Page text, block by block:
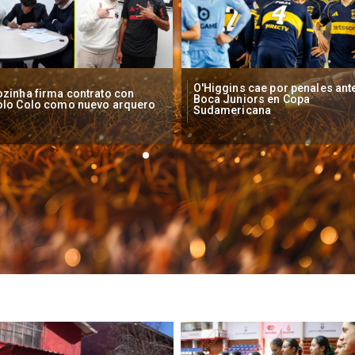
cae por penales ante
Juniors en Copa
Operadores de apuestas
piden acelerar regulación en
Chile